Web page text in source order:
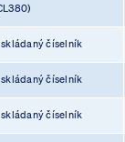
číselník
číselník
číselník